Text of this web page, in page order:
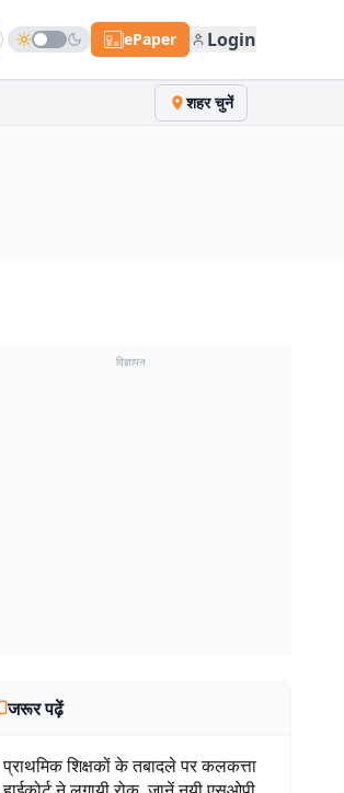
ePaper Login
शहर चुनें
विज्ञापन
जरूर पढ़ें
प्राथमिक शिक्षकों के तबादले पर कलकत्ता